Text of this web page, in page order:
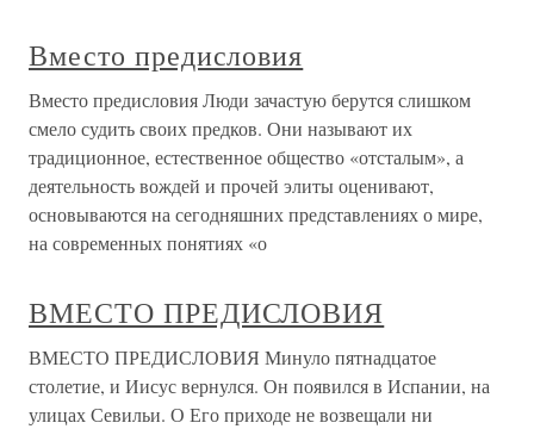
Вместо предисловия
Вместо предисловия Люди зачастую берутся слишком
смело судить своих предков. Они называют их
традиционное, естественное общество «отсталым», а
деятельность вождей и прочей элиты оценивают,
основываются на сегодняшних представлениях о мире,
на современных понятиях «о
ВМЕСТО ПРЕДИСЛОВИЯ
ВМЕСТО ПРЕДИСЛОВИЯ Минуло пятнадцатое
столетие, и Иисус вернулся. Он появился в Испании, на
улицах Севильи. О Его приходе не возвещали ни